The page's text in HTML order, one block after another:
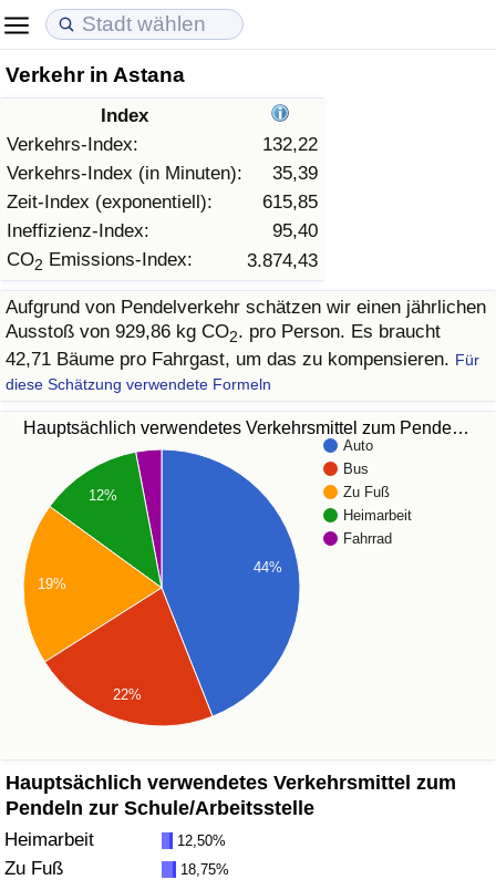
Verkehr in Astana
Index
Verkehrs-Index:
132,22
Verkehrs-Index (in Minuten):
35,39
Zeit-Index (exponentiell):
615,85
Ineffizienz-Index:
95,40
CO2 Emissions-Index: 3.874,43
Aufgrund von Pendelverkehr schätzen wir einen jährlichen
Ausstoß von 929,86 kg CO2. pro Person. Es braucht
42,71 Bäume pro Fahrgast, um das zu kompensieren. Für
diese Schätzung verwendete Formeln
Hauptsächlich verwendetes Verkehrsmittel zum Pende…
Auto
Bus
Zu Fuß
Heimarbeit
Fahrrad
44%
12%
19%
22%
Hauptsächlich verwendetes Verkehrsmittel zum
Pendeln zur Schule/Arbeitsstelle
Heimarbeit 12,50%
Zu Fuß 18,75%
Lebenshaltungskosten
Lebenshaltungskosten-Index (aktuell)
Lebenshaltungskosten-Index
Lebenshaltungskosten-Index nach Land
in Akaba
Immobilienpreise
Immobilienpreis-Index (aktuell)
Immobilienpreis-Index
Immobilienpreis-Index nach Land
Lebensqualität
Lebensqualität-Index
Lebensqualität-Index (aktuell)
Lebensqualitätsindex nach Land
Kriminalität
Kriminalitäts-Index (aktuell)
Kriminalitäts-Index
Kriminalitätsindex nach Land
Gesundheitsversorgung
Gesundheitsversorgungs-Index (aktuell)
Gesundheitsversorgungs-Index
Gesundheitsversorgungs-Index nach Land
Umweltverschmutzung
Umweltverschmutzungs-Index (aktuell)
Verschmutzungsindex